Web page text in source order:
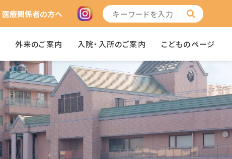
医療関係者の方へ
外来のご案内 入院・入所のご案内 こどものページ